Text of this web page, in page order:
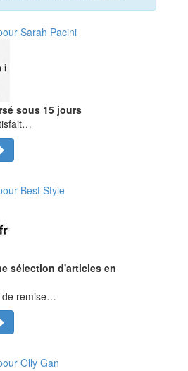
Sarah Pacini
sous 15 jours
Best Style
sélection d'articles en
de remise…
Olly Gan